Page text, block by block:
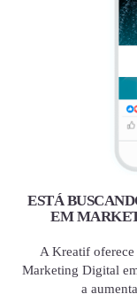
ESTÁ
EM
A Kreatif oferece
Marketing Digital
a